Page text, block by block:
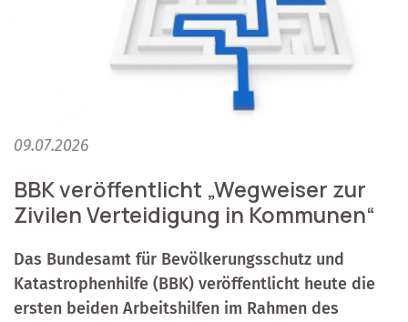
09.07.2026
BBK veröffentlicht „Wegweiser zur
Zivilen Verteidigung in Kommunen“
Das Bundesamt für Bevölkerungsschutz und
Katastrophenhilfe (BBK) veröffentlicht heute die
ersten beiden Arbeitshilfen im Rahmen des